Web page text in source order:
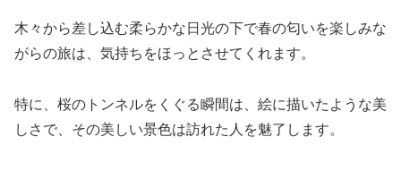
木々から差し込む柔らかな日光の下で春の匂いを楽しみな
がらの旅は、気持ちをほっとさせてくれます。
特に、桜のトンネルをくぐる瞬間は、絵に描いたような美
しさで、その美しい景色は訪れた人を魅了します。